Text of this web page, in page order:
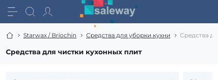
Starwax / Briochin Средства для уборки кухни Средства
Средства для чистки кухонных плит